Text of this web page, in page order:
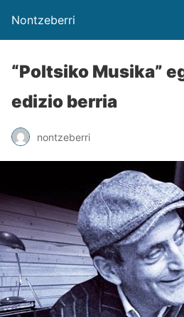
Nontzeberri
“Poltsiko Musika”
edizio berria
nontzeberri